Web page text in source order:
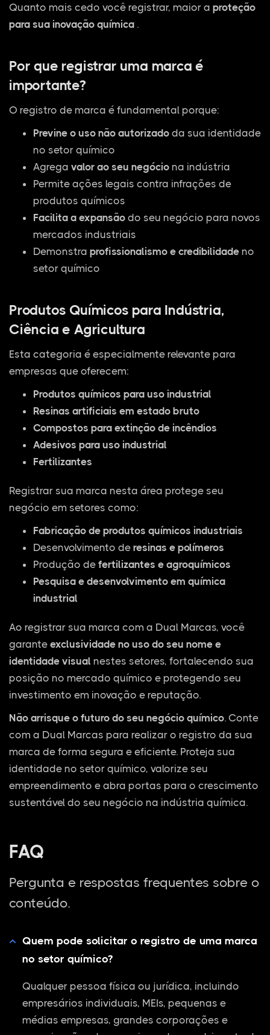
Quanto mais cedo você registrar, maior a proteção
para sua inovação química .
Por que registrar uma marca é
importante?
O registro de marca é fundamental porque:
Previne o uso não autorizado da sua identidade
no setor químico
Agrega valor ao seu negócio na indústria
Permite ações legais contra infrações de
produtos químicos
Facilita a expansão do seu negócio para novos
mercados industriais
Demonstra profissionalismo e credibilidade no
setor químico
Produtos Químicos para Indústria,
Ciência e Agricultura
Esta categoria é especialmente relevante para
empresas que oferecem:
Produtos químicos para uso industrial
Resinas artificiais em estado bruto
Compostos para extinção de incêndios
Adesivos para uso industrial
Fertilizantes
Registrar sua marca nesta área protege seu
negócio em setores como:
Fabricação de produtos químicos industriais
Desenvolvimento de resinas e polímeros
Produção de fertilizantes e agroquímicos
Pesquisa e desenvolvimento em química
industrial
Ao registrar sua marca com a Dual Marcas, você
garante exclusividade no uso do seu nome e
identidade visual nestes setores, fortalecendo sua
posição no mercado químico e protegendo seu
investimento em inovação e reputação.
Não arrisque o futuro do seu negócio químico. Conte
com a Dual Marcas para realizar o registro da sua
marca de forma segura e eficiente. Proteja sua
identidade no setor químico, valorize seu
empreendimento e abra portas para o crescimento
sustentável do seu negócio na indústria química.
FAQ
Pergunta e respostas frequentes sobre o
conteúdo.
Quem pode solicitar o registro de uma marca
no setor químico?
Qualquer pessoa física ou jurídica, incluindo
empresários individuais, MEIs, pequenas e
médias empresas, grandes corporações e